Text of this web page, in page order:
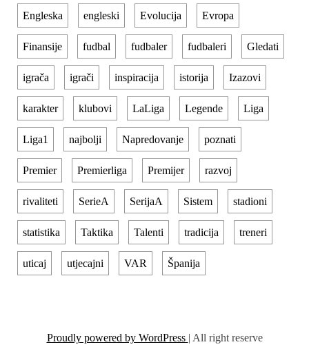
Engleska engleski Evolucija Evropa
Finansije fudbal fudbaler fudbaleri Gledati
igrača igrači inspiracija istorija Izazovi
karakter klubovi LaLiga Legende Liga
Liga1 najbolji Napredovanje poznati
Premier Premierliga Premijer razvoj
rivaliteti SerieA SerijaA Sistem stadioni
statistika Taktika Talenti tradicija treneri
uticaj utjecajni VAR Španija
Proudly powered by WordPress | All right reserve